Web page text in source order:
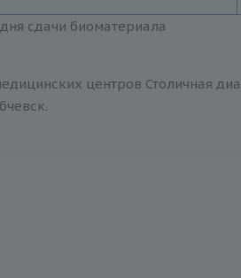
сдачи биоматериала
центров Столичная